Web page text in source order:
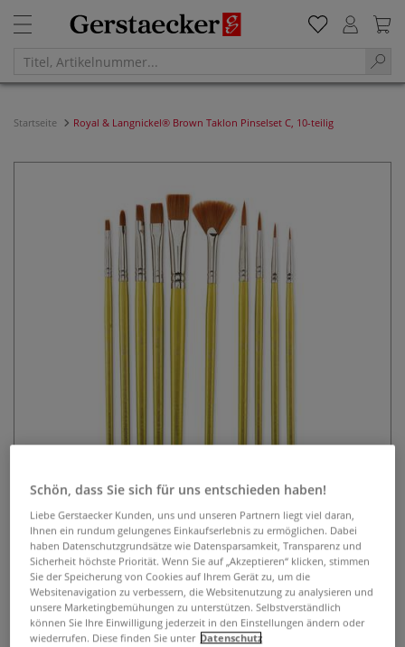
Startseite Royal & Langnickel® Brown Taklon Pinselset C, 10-teilig
Royal & Langnickel® Brown
Taklon Pinselset C, 10-teilig
0 Bewertungen
Schön, dass Sie sich für uns entschieden haben!
Liebe Gerstaecker Kunden, uns und unseren Partnern liegt viel daran,
Ihnen ein rundum gelungenes Einkaufserlebnis zu ermöglichen. Dabei
haben Datenschutzgrundsätze wie Datensparsamkeit, Transparenz und
Sicherheit höchste Priorität. Wenn Sie auf „Akzeptieren“ klicken, stimmen
Sie der Speicherung von Cookies auf Ihrem Gerät zu, um die
Websitenavigation zu verbessern, die Websitenutzung zu analysieren und
unsere Marketingbemühungen zu unterstützen. Selbstverständlich
können Sie Ihre Einwilligung jederzeit in den Einstellungen ändern oder
wiederrufen. Diese finden Sie unter Datenschutz